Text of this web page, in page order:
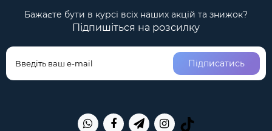
Бажаєте бути в курсі всіх наших акцій та знижок?
Підпишіться на розсилку
Підписатись